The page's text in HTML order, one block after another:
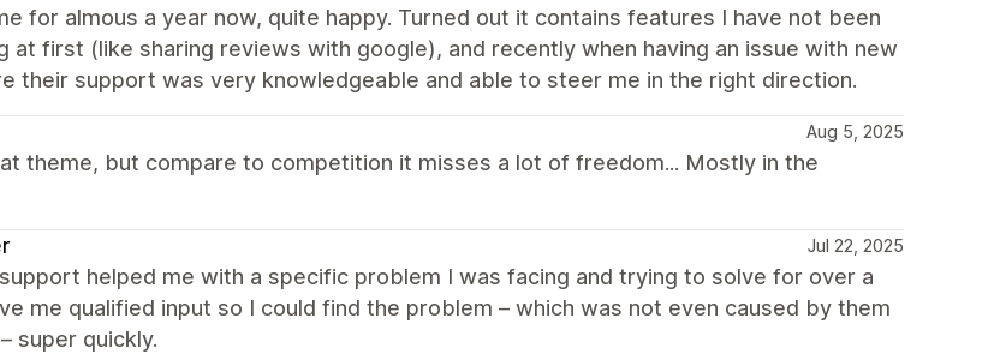
for almous a year now, quite happy. Turned out it contains features I have not been
at first (like sharing reviews with google), and recently when having an issue with new
their support was very knowledgeable and able to steer me in the right direction.
Aug 5, 2025
theme, but compare to competition it misses a lot of freedom... Mostly in the
Jul 22, 2025
helped me with a specific problem I was facing and trying to solve for over a
me qualified input so I could find the problem – which was not even caused by them
super quickly.